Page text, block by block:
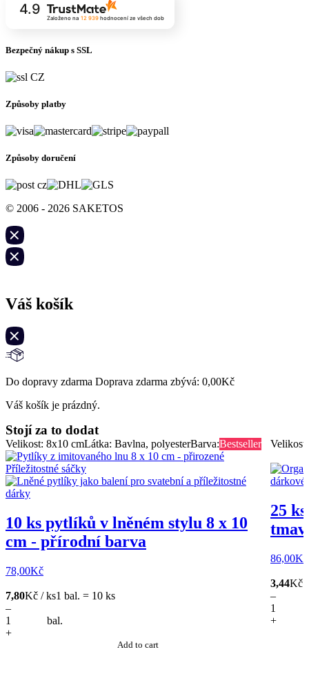
4.9
Založeno na 12 939hodnocení ze všech dob
Bezpečný nákup s SSL
Způsoby platby
Způsoby doručení
© 2006 - 2026 SAKETOS
Váš košík
Do dopravy zdarma Doprava zdarma zbývá: 0,00Kč
Váš košík je prázdný.
Stojí za to dodat
Velikost: 8x10 cmLátka: Bavlna, polyesterBarva:Bestseller
10 ks pytlíků v lněném stylu 8 x 10
cm - přírodní barva
78,00Kč
7,80Kč / ks1 bal. = 10 ks
–
bal.
+
Add to cart
25
86,00Kč
3,44Kč
–
+